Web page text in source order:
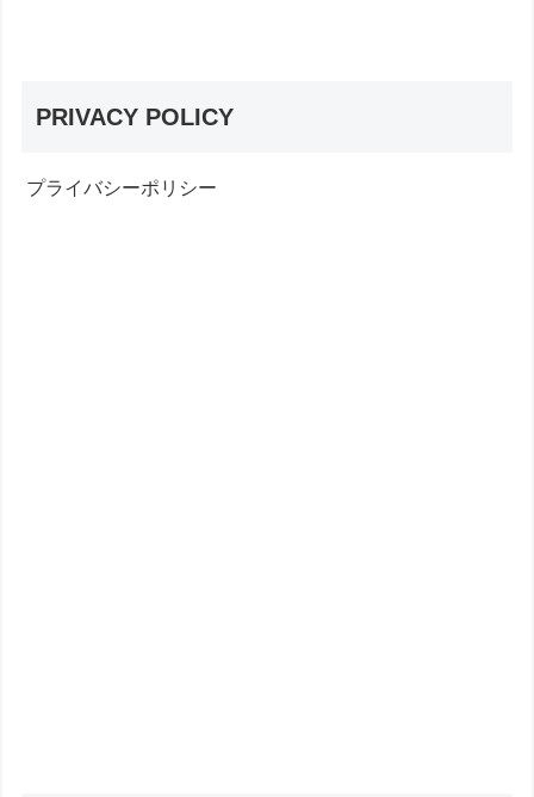
PRIVACY POLICY
プライバシーポリシー